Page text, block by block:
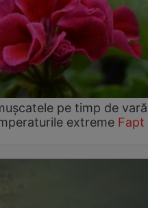
pe timp de
extreme Fapt